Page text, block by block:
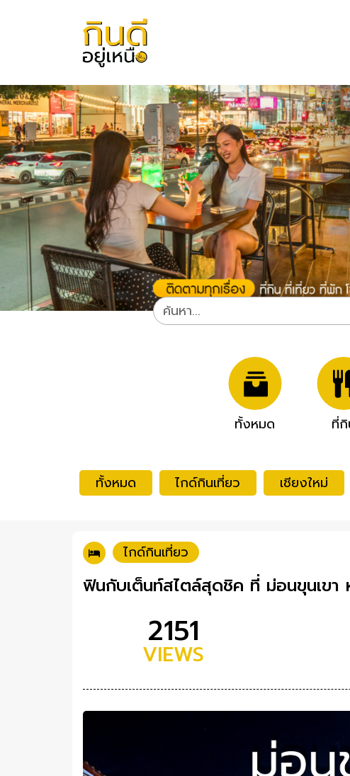
ทั้งหมด ที่
ทั้งหมด ไกด์กินเที่ยว เชียงใหม่
ไกด์กินเที่ยว
ฟินกับเต็นท์สไตล์สุดชิค ที่ ม่อนขุนเขา
2151
VIEWS